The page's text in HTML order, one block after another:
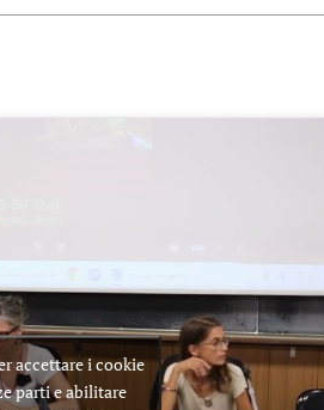
accettare i cookie
parti e abilitare